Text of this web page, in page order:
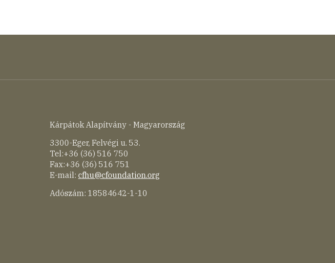
Kárpátok Alapítvány - Magyarország
3300-Eger, Felvégi u. 53.
Tel:+36 (36) 516 750
Fax:+36 (36) 516 751
E-mail: cfhu@cfoundation.org
Adószám: 18584642-1-10